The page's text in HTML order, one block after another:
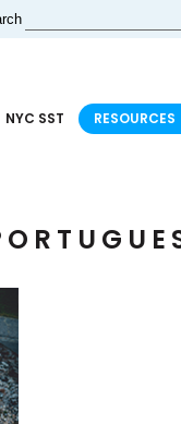
NYC SST RESOURCES